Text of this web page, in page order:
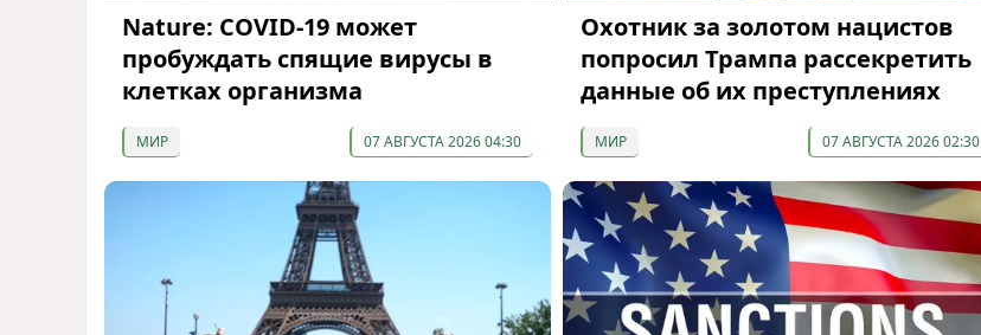
Nature: COVID-19 может
пробуждать спящие вирусы в
клетках организма
МИР 07 АВГУСТА 2026 04:30
Охотник за золотом нацистов
попросил Трампа рассекретить
данные об их преступлениях
МИР 07 АВГУСТА 2026 02:30